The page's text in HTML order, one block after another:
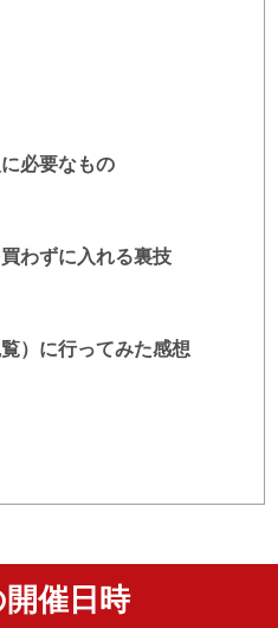
必要なもの
わずに入れる裏技
）に行ってみた感想
催日時